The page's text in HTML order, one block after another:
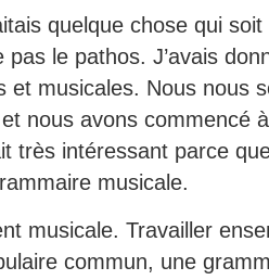
quelque chose qui
le pathos. J’avais
et musicales. Nous nous
nous avons commencé
très intéressant parce
musicale.
musicale. Travailler
commun, une